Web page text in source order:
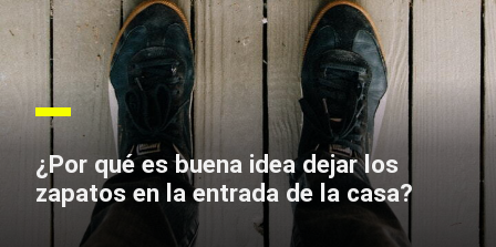
¿Por qué es buena idea dejar los
zapatos en la entrada de la casa?